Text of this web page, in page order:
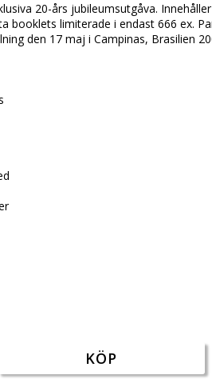
20-års jubileumsutgåva.
booklets limiterade i endast 666 ex.
den 17 maj i Campinas, Brasilien
KÖP